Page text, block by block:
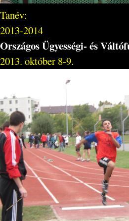
Tanév:
2013-2014
Országos Ügyességi- és
2013. október 8-9.